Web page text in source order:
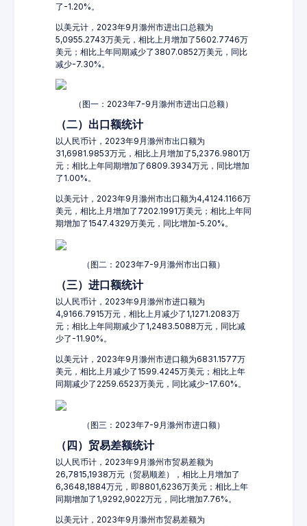
了-1.20%。
以美元计，2023年9月滁州市进出口总额为
5,0955.2743万美元，相比上月增加了5602.7746万
美元；相比上年同期减少了3807.0852万美元，同比
减少-7.30%。
（图一：2023年7-9月滁州市进出口总额）
（二）出口额统计
以人民币计，2023年9月滁州市出口额为
31,6981.9853万元，相比上月增加了5,2376.9801万
元；相比上年同期增加了6809.3934万元，同比增加
了1.00%。
以美元计，2023年9月滁州市出口额为4,4124.1166万
美元，相比上月增加了7202.1991万美元；相比上年同
期增加了1547.4329万美元，同比增加-5.20%。
（图二：2023年7-9月滁州市出口额）
（三）进口额统计
以人民币计，2023年9月滁州市进口额为
4,9166.7915万元，相比上月减少了1,1271.2083万
元；相比上年同期减少了1,2483.5088万元，同比减
少了-11.90%。
以美元计，2023年9月滁州市进口额为6831.1577万
美元，相比上月减少了1599.4245万美元；相比上年
同期减少了2259.6523万美元，同比减少-17.60%。
（图三：2023年7-9月滁州市进口额）
（四）贸易差额统计
以人民币计，2023年9月滁州市贸易差额为
26,7815,1938万元（贸易顺差），相比上月增加了
6,3648,1884万元，即8801,6236万美元；相比上年
同期增加了1,9292,9022万元，同比增加7.76%。
以美元计，2023年9月滁州市贸易差额为